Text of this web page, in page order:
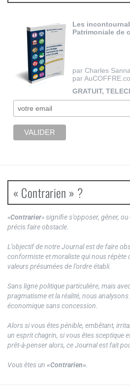
Les
Patrimoniale de
par Charles
par
GRATUIT,
« Contrarien » ?
«Contrarier» signifie s’opposer, gêner,
précis faire obstacle.
L’objectif de notre Journal est de faire
conformiste et moraliste qui nous répète
valeurs présumées de l’ordre établi.
Sans ligne politique particulière, mais
pragmatisme et la réalité, nous
économique sans concession.
Alors si vous êtes pénible, embêtant,
un esprit chagrin, si vous êtes sceptique
prêt-à-penser alors, ce Journal est fait
Vous êtes un «Contrarien».